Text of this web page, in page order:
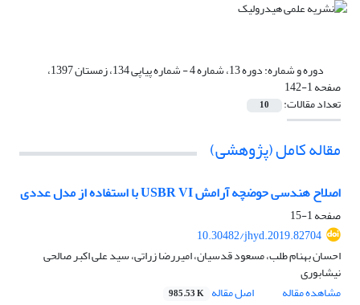
دوره و شماره: دوره 13، شماره 4 - شماره پیاپی 134، زمستان 1397،
صفحه 1-142
تعداد مقالات: 10
مقاله کامل (پژوهشی)
اصلاح هندسی حوضچه آرامش USBR VI با استفاده از مدل عددی
صفحه1-15
10.30482/jhyd.2019.82704
احسان بهنام طلب، مسعود قدسیان، امیررضا زراتی، سید علی اکبر صالحی
نیشابوری
مشاهده مقاله
اصل مقاله 985.53 K